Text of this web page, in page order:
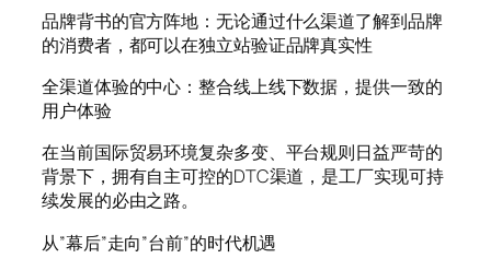
品牌背书的官方阵地：无论通过什么渠道了解到品牌
的消费者，都可以在独立站验证品牌真实性
全渠道体验的中心：整合线上线下数据，提供一致的
用户体验
在当前国际贸易环境复杂多变、平台规则日益严苛的
背景下，拥有自主可控的DTC渠道，是工厂实现可持
续发展的必由之路。
从”幕后”走向”台前”的时代机遇